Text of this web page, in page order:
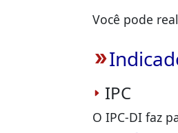
Você pode
double_arrow
IPC
O IPC-DI faz